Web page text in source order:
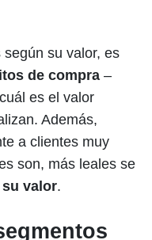
su valor, es
de compra –
es el valor
Además,
a clientes muy
son, más leales se
valor.